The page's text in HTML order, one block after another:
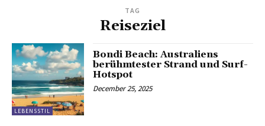
TAG
Reiseziel
LEBENSSTIL
Bondi Beach: Australiens
berühmtester Strand und Surf-
Hotspot
December 25, 2025